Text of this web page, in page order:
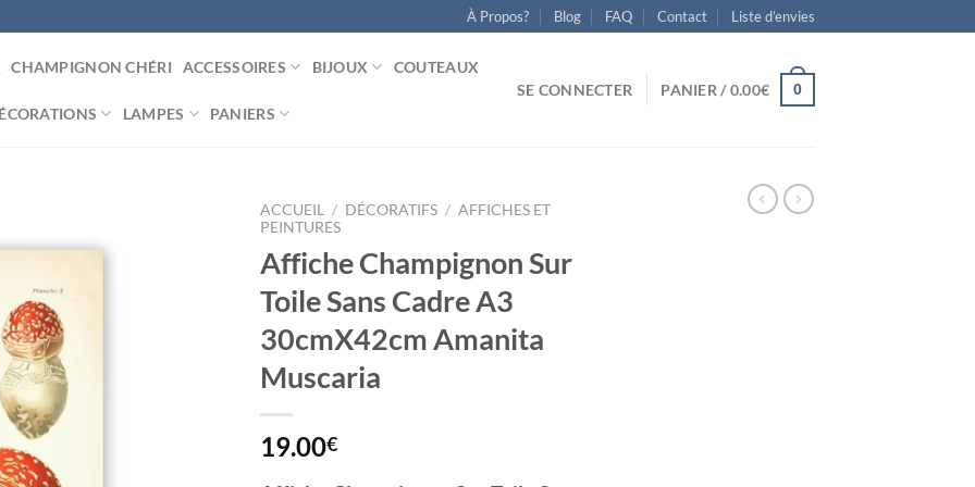
À Propos? Blog FAQ Contact Liste d’envies
CHAMPIGNON CHÉRI ACCESSOIRES BIJOUX COUTEAUX
LAMPES PANIERS
SE CONNECTER PANIER /0.00€ 0
ACCUEIL / DÉCORATIFS / AFFICHES ET
PEINTURES
Affiche Champignon Sur
Toile Sans Cadre A3
30cmX42cm Amanita
Muscaria
19.00€